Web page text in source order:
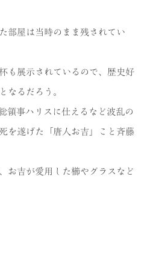
部屋は当時のまま残されてい
も展示されているので、歴史好
なるだろう。
領事ハリスに仕えるなど波乱の
を遂げた「唐人お吉」こと斉藤
お吉が愛用した櫛やグラスなど